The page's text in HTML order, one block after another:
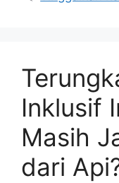
Inklusif
Masih
dari